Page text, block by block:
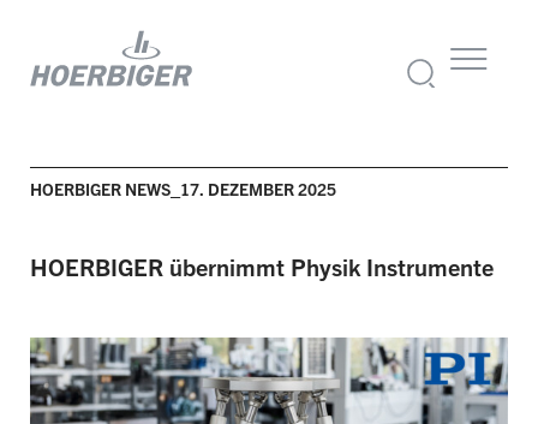
HOERBIGER NEWS_17. DEZEMBER 2025
HOERBIGER übernimmt Physik Instrumente